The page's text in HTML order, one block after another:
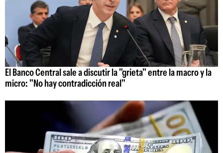
El Banco Central sale a discutir la "grieta" entre la macro y la
micro: "No hay contradicción real"